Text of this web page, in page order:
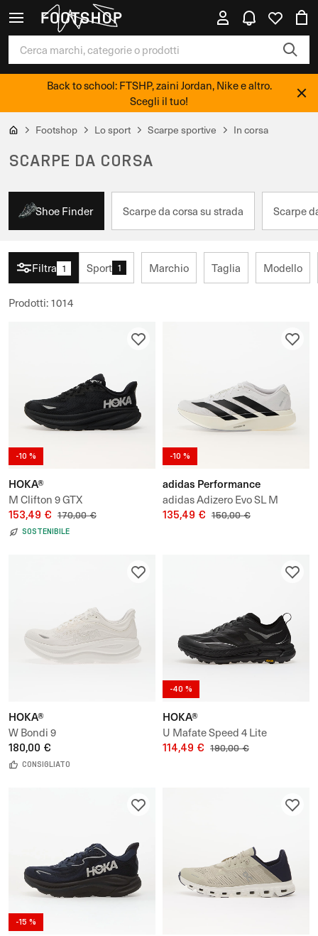
Back to school: FTSHP, zaini Jordan, Nike e altro.
Scegli il tuo!
Footshop Lo sport Scarpe sportive In corsa
SCARPE DA CORSA
Shoe Finder Scarpe da corsa su strada Scarpe
Filtra 1 Sport 1 Marchio Taglia Modello
Prodotti: 1014
-10 %
HOKA®
M Clifton 9 GTX
153,49 € 170,00 €
SOSTENIBILE
-10 %
adidas Performance
adidas Adizero Evo SL M
135,49 € 150,00 €
HOKA®
W Bondi 9
180,00 €
CONSIGLIATO
-40 %
HOKA®
U Mafate Speed 4 Lite
114,49 € 190,00 €
-15 %